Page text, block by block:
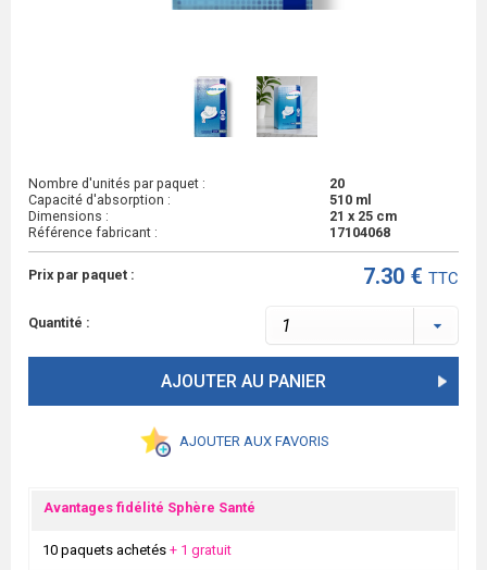
Nombre d'unités par paquet :
20
Capacité d'absorption :
510 ml
Dimensions :
21 x 25 cm
Référence fabricant :
17104068
Prix par paquet : 7.30 € TTC
Quantité :
AJOUTER AU PANIER
AJOUTER AUX FAVORIS
Avantages fidélité Sphère Santé
10 paquets achetés + 1 gratuit